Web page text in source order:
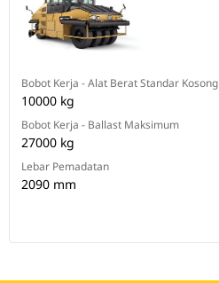
Bobot Kerja - Alat Berat Standar Kosong
10000 kg
Bobot Kerja - Ballast Maksimum
27000 kg
Lebar Pemadatan
2090 mm